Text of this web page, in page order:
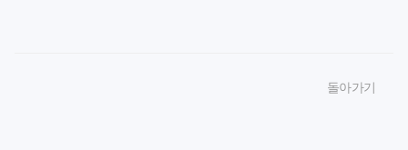
돌아가기